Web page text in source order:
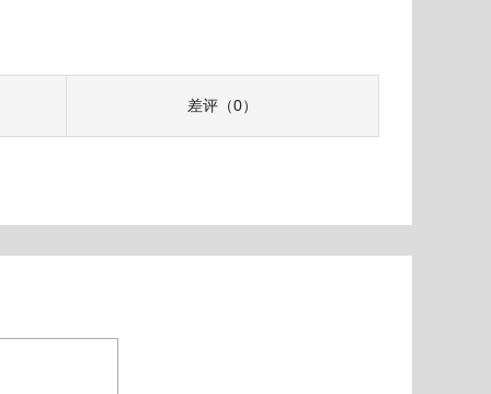
差评（0）